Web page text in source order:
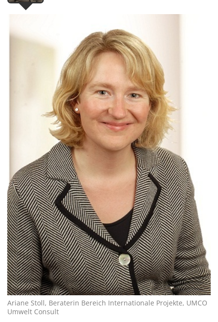
Ariane Stoll, Beraterin Bereich Internationale Projekte, UMCO
Umwelt Consult